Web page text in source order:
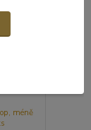
sklo,
méně